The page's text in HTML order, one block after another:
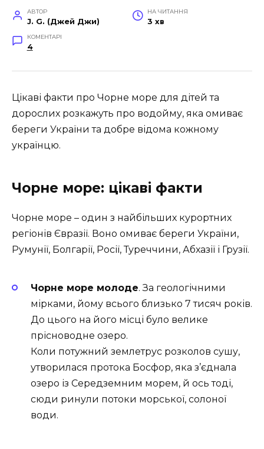
АВТОР
J. G. (Джей Джи)
НА ЧИТАННЯ
3 хв
КОМЕНТАРІ
4
Цікаві факти про Чорне море для дітей та
дорослих розкажуть про водойму, яка омиває
береги України та добре відома кожному
українцю.
Чорне море: цікаві факти
Чорне море – один з найбільших курортних
регіонів Євразії. Воно омиває береги України,
Румунії, Болгарії, Росії, Туреччини, Абхазії і Грузії.
Чорне море молоде. За геологічними
мірками, йому всього близько 7 тисяч років.
До цього на його місці було велике
прісноводне озеро.
Коли потужний землетрус розколов сушу,
утворилася протока Босфор, яка з’єднала
озеро із Середземним морем, й ось тоді,
сюди ринули потоки морської, солоної
води.